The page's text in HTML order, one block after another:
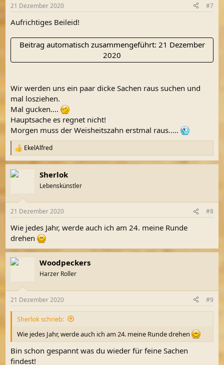
e
:
21 Dezember 2020 #7
Aufrichtiges Beileid!
Beitrag automatisch zusammengeführt: 21 Dezember
2020
Wir werden uns ein paar dicke Sachen raus suchen und
mal losziehen.
Mal gucken....
Hauptsache es regnet nicht!
Morgen muss der Weisheitszahn erstmal raus.....
R
e
a
k
e
:
EkelAlfred
Sherlok
Lebenskünstler
21 Dezember 2020 #8
Wie jedes Jahr, werde auch ich am 24. meine Runde
drehen
Woodpeckers
Harzer Roller
21 Dezember 2020 #9
Sherlok schrieb:
Wie jedes Jahr, werde auch ich am 24. meine Runde drehen
Bin schon gespannt was du wieder für feine Sachen
findest!